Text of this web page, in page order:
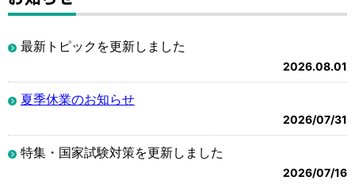
最新トピックを更新しました
2026.08.01
夏季休業のお知らせ
2026/07/31
特集・国家試験対策を更新しました
2026/07/16